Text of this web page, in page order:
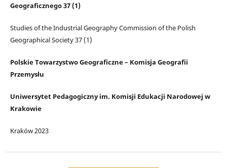
Geograficznego 37 (1)
Studies of the Industrial Geography Commission of the Polish
Geographical Society 37 (1)
Polskie Towarzystwo Geograficzne – Komisja Geografii
Przemysłu
Uniwersytet Pedagogiczny im. Komisji Edukacji Narodowej w
Krakowie
Kraków 2023